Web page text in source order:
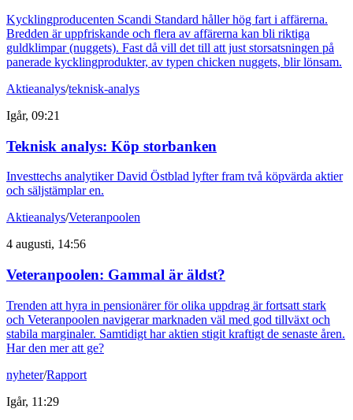
Kycklingproducenten Scandi Standard håller hög fart i affärerna.
Bredden är uppfriskande och flera av affärerna kan bli riktiga
guldklimpar (nuggets). Fast då vill det till att just storsatsningen på
panerade kycklingprodukter, av typen chicken nuggets, blir lönsam.
Aktieanalys/teknisk-analys
Igår, 09:21
Teknisk analys: Köp storbanken
Investtechs analytiker David Östblad lyfter fram två köpvärda aktier
och säljstämplar en.
Aktieanalys/Veteranpoolen
4 augusti, 14:56
Veteranpoolen: Gammal är äldst?
Trenden att hyra in pensionärer för olika uppdrag är fortsatt stark
och Veteranpoolen navigerar marknaden väl med god tillväxt och
stabila marginaler. Samtidigt har aktien stigit kraftigt de senaste åren.
Har den mer att ge?
nyheter/Rapport
Igår, 11:29